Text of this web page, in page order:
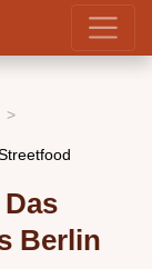
Berlin